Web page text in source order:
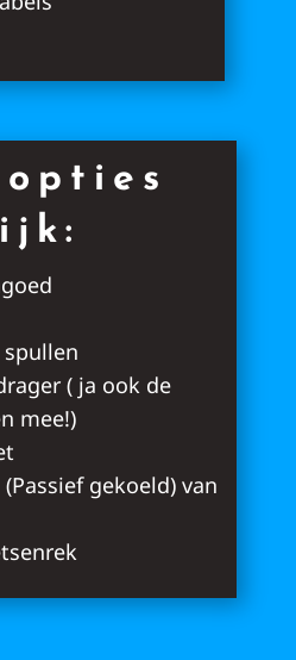
( ja ook de
mee!)
gekoeld) van